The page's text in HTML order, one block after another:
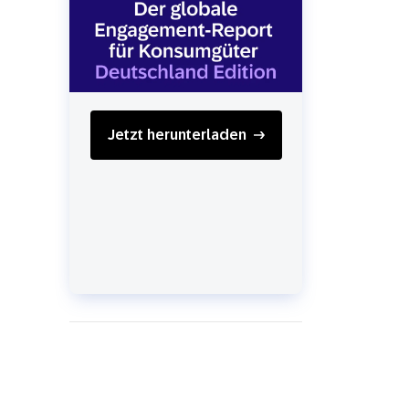
Mobile Wallet
Contact
Center
Jetzt herunterladen